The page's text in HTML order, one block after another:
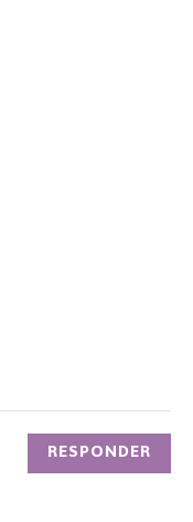
RESPONDER